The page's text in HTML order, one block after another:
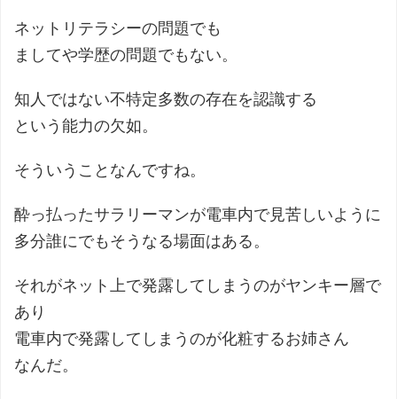
ネットリテラシーの問題でも
ましてや学歴の問題でもない。
知人ではない不特定多数の存在を認識する
という能力の欠如。
そういうことなんですね。
酔っ払ったサラリーマンが電車内で見苦しいように
多分誰にでもそうなる場面はある。
それがネット上で発露してしまうのがヤンキー層で
あり
電車内で発露してしまうのが化粧するお姉さん
なんだ。